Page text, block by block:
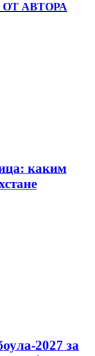
АВТОРА
каким
2027 за